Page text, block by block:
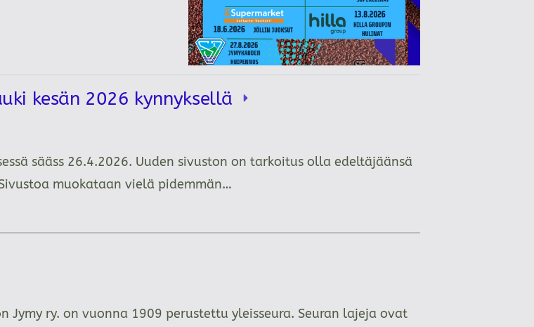
kesän 2026 kynnyksellä
sääss 26.4.2026. Uuden sivuston on tarkoitus olla edeltäjäänsä
muokataan vielä pidemmän…
Jymy ry. on vuonna 1909 perustettu yleisseura. Seuran lajeja ovat